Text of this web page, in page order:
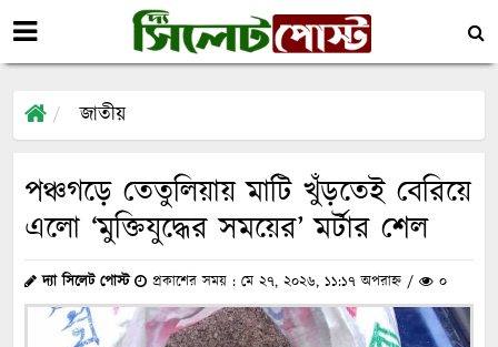
জাতীয়
পঞ্চগড়ে তেতুলিয়ায় মাটি খুঁড়তেই বেরিয়ে
এলো ‘মুক্তিযুদ্ধের সময়ের’ মর্টার শেল
দ্যা সিলেট পোস্ট প্রকাশের সময় : মে ২৭, ২০২৬, ১১:১৭ অপরাহ্ন / ০